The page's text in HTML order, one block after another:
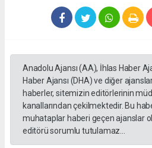
Anadolu Ajansı (AA), İhlas Haber
Haber Ajansı (DHA) ve diğer
haberler, sitemizin editörlerinin
kanallarından çekilmektedir. Bu
muhataplar haberi geçen ajanslar
editörü sorumlu tutulamaz...